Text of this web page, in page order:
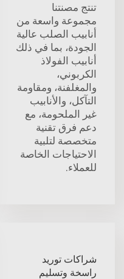
تنتج مصنتنا
مجموعة واسعة من
أنابيب الصلب عالية
الجودة، بما في ذلك
أنابيب الفولاذ
الكربوني،
والمغلفنة، ومقاومة
التآكل، والأنابيب
غير الملحومة، مع
دعم فرق تقنية
متخصصة لتلبية
الاحتياجات الخاصة
للعملاء.
شراكات توريد
راسخة وتسليم